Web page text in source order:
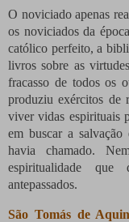
O noviciado apenas
os noviciados da
católico perfeito, a
livros sobre as
fracasso de todos os
produziu exércitos de
viver vidas espirituais
em buscar a
havia chamado.
espiritualidade
antepassados.
São Tomás de